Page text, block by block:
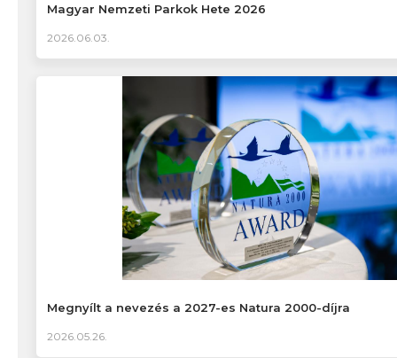
Magyar Nemzeti Parkok Hete 2026
2026.06.03.
Megnyílt a nevezés a 2027-es Natura 2000-díjra
2026.05.26.